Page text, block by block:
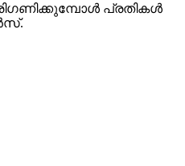
പ്രതികള്‍